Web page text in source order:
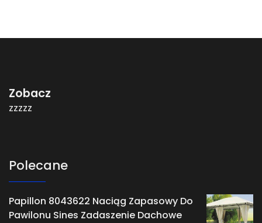
Zobacz
zzzzz
Polecane
Papillon 8043622 Naciąg Zapasowy Do
Pawilonu Sines Zadaszenie Dachowe